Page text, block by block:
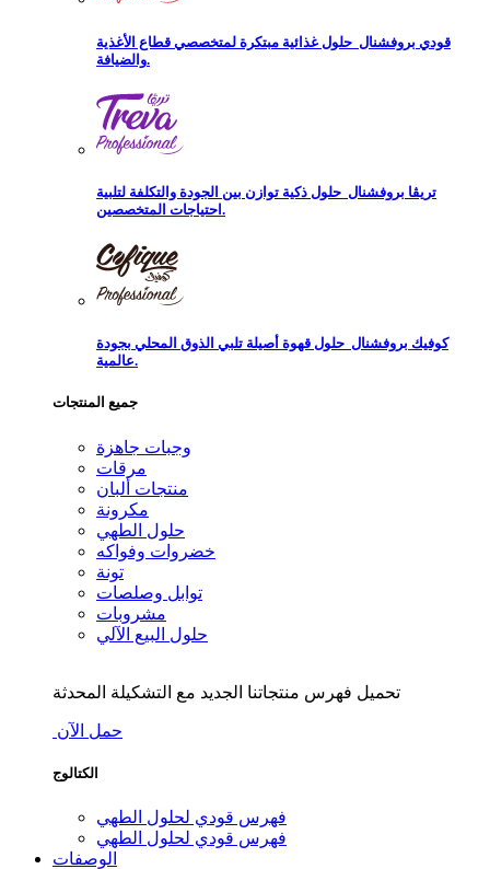
قودي بروفشنال حلول غذائية مبتكرة لمتخصصي قطاع الأغذية
والضيافة.
تريڨا بروفشنال حلول ذكية توازن بين الجودة والتكلفة لتلبية
احتياجات المتخصصين.
كوفيك بروفشنال حلول قهوة أصيلة تلبي الذوق المحلي بجودة
عالمية.
جميع المنتجات
وجبات جاهزة
مرقات
منتجات ألبان
مكرونة
حلول الطهي
خضروات وفواكه
تونة
توابل وصلصات
مشروبات
حلول البيع الآلي
تحميل فهرس منتجاتنا الجديد مع التشكيلة المحدثة
حمل الآن
الكتالوج
فهرس قودي لحلول الطهي
فهرس قودي لحلول الطهي
الوصفات